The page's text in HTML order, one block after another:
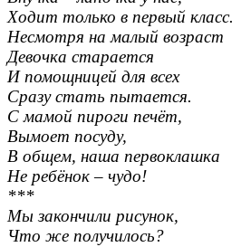
Ходит только в первый класс.
Несмотря на малый возраст
Девочка старается
И помощницей для всех
Сразу стать пытается.
С мамой пироги печёт,
Вымоет посуду,
В общем, наша первоклашка
Не ребёнок – чудо!
***
Мы закончили рисунок,
Что же получилось?